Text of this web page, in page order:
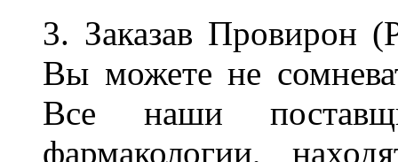
3. Заказав Провирон
Вы можете не
Все наши
фармакологии,